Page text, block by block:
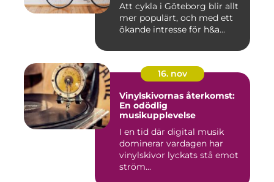
Att cykla i Göteborg blir allt
mer populärt, och med ett
ökande intresse för h&a...
16. nov
Vinylskivornas återkomst:
En odödlig
musikupplevelse
I en tid där digital musik
dominerar vardagen har
vinylskivor lyckats stå emot
ström...